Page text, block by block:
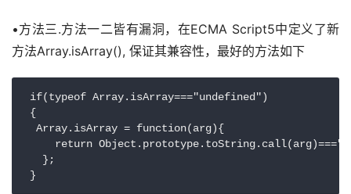
•方法三.方法一二皆有漏洞，在ECMA Script5中定义了新
方法Array.isArray(), 保证其兼容性，最好的方法如下
if(typeof Array.isArray==="undefined")
{
  Array.isArray = function(arg){
return
   };
}